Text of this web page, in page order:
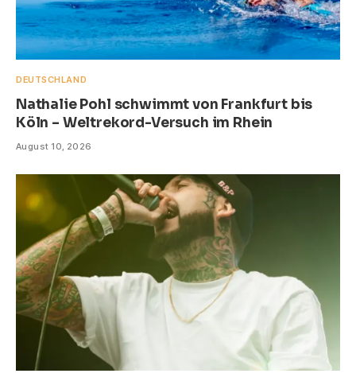
DEUTSCHLAND
Nathalie Pohl schwimmt von Frankfurt bis
Köln – Weltrekord-Versuch im Rhein
August 10, 2026